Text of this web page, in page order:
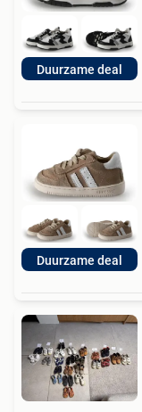
Duurzame deal
Duurzame deal